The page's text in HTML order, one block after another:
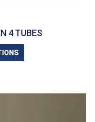
4 TUBES